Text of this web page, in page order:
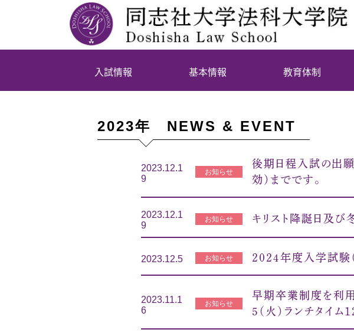
入試情報 基本情報 教育体制
2023年 NEWS & EVENT
2023.12.1
9
お知らせ
後期日程入試の出願
効）までです。
2023.12.1
9
お知らせ キリスト降誕日及
2023.12.5 お知らせ ２０２４年度入学試
2023.11.1
6
お知らせ
早期卒業制度を利
5（火）ランチタイム